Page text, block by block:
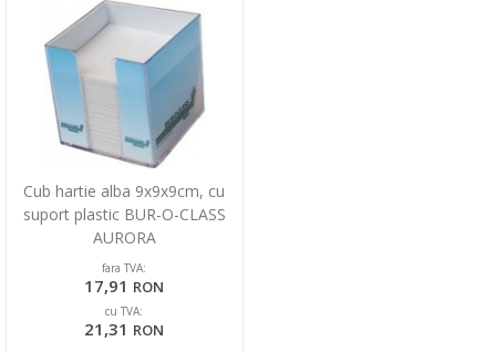
Cub hartie alba 9x9x9cm, cu
suport plastic BUR-O-CLASS
AURORA
fara TVA:
17,91 RON
cu TVA:
21,31 RON